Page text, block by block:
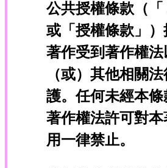
公共授權條款（「
或「授權條款」
著作受到著作權法
（或）其他相關
護。任何未經本
著作權法許可對本
用一律禁止。